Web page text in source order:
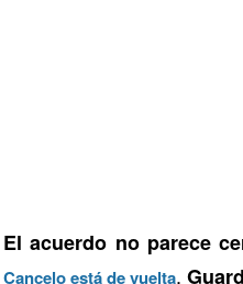
El acuerdo no parece
Cancelo está de vuelta.